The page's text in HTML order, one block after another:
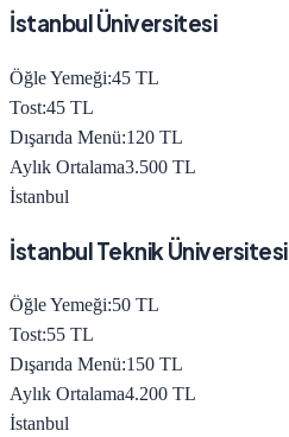
İstanbul Üniversitesi
Öğle Yemeği:45 TL
Tost:45 TL
Dışarıda Menü:120 TL
Aylık Ortalama3.500 TL
İstanbul
İstanbul Teknik Üniversitesi
Öğle Yemeği:50 TL
Tost:55 TL
Dışarıda Menü:150 TL
Aylık Ortalama4.200 TL
İstanbul